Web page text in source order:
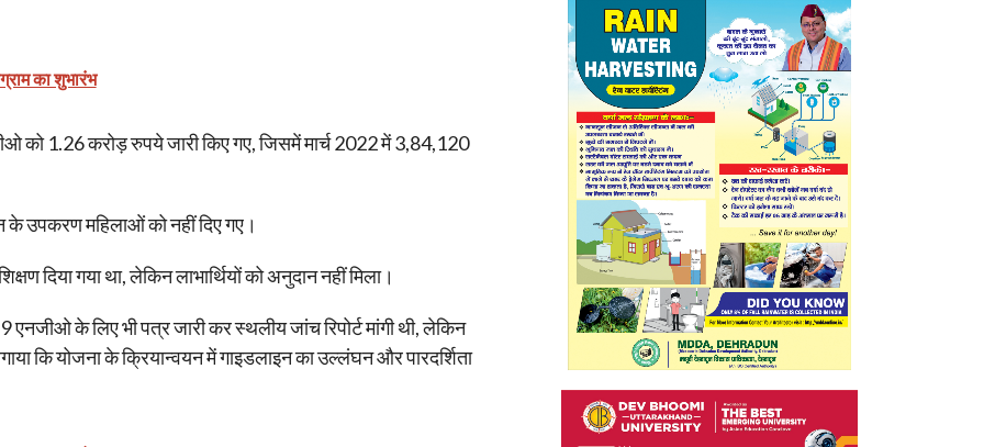
का शुभारंभ
को 1.26 करोड़ रुपये जारी किए गए, जिसमें मार्च 2022 में 3,84,120
के उपकरण महिलाओं को नहीं दिए गए।
दिया गया था, लेकिन लाभार्थियों को अनुदान नहीं मिला।
के लिए भी पत्र जारी कर स्थलीय जांच रिपोर्ट मांगी थी, लेकिन
कि योजना के क्रियान्वयन में गाइडलाइन का उल्लंघन और पारदर्शिता